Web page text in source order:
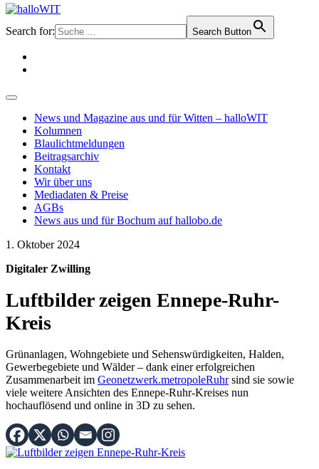
Search for: Search Button
News und Magazine aus und für Witten – halloWIT
Kolumnen
Blaulichtmeldungen
Beitragsarchiv
Kontakt
Wir über uns
Mediadaten & Preise
AGBs
News aus und für Bochum auf hallobo.de
1. Oktober 2024
Digitaler Zwilling
Luftbilder zeigen Ennepe-Ruhr-
Kreis
Grünanlagen, Wohngebiete und Sehenswürdigkeiten, Halden,
Gewerbegebiete und Wälder – dank einer erfolgreichen
Zusammenarbeit im Geonetzwerk.metropoleRuhrsind sie sowie
viele weitere Ansichten des Ennepe-Ruhr-Kreises nun
hochauflösend und online in 3D zu sehen.